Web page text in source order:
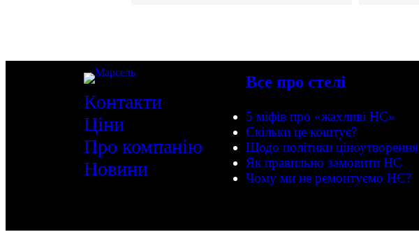
Контакти
Ціни
Про компанію
Новини
Все про стелі
5 міфів про «жахливі НС»
Скільки це коштує?
Щодо політики ціноутворення
Як правильно замовити НС
Чому ми не ремонтуємо НС?